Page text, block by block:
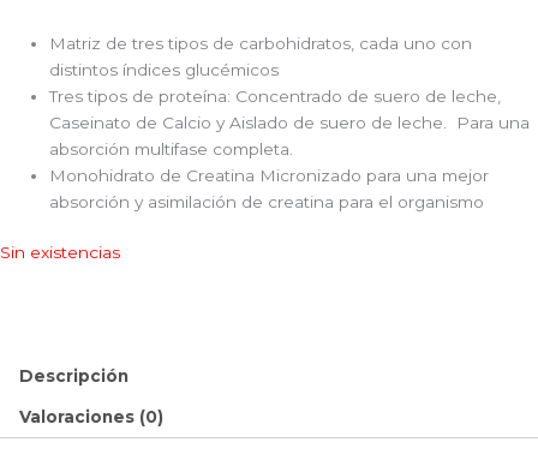
Matriz de tres tipos de carbohidratos, cada uno con
distintos índices glucémicos
Tres tipos de proteína: Concentrado de suero de leche,
Caseinato de Calcio y Aislado de suero de leche. Para una
absorción multifase completa.
Monohidrato de Creatina Micronizado para una mejor
absorción y asimilación de creatina para el organismo
Sin existencias
Descripción
Valoraciones (0)